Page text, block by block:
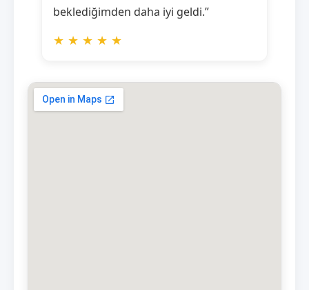
beklediğimden daha iyi geldi.”
★ ★ ★ ★ ★